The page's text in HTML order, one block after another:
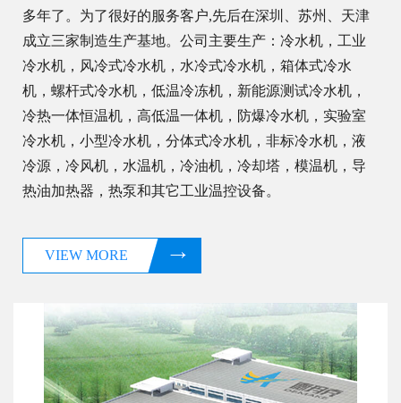
多年了。为了很好的服务客户,先后在深圳、苏州、天津
成立三家制造生产基地。公司主要生产：冷水机，工业
冷水机，风冷式冷水机，水冷式冷水机，箱体式冷水
机，螺杆式冷水机，低温冷冻机，新能源测试冷水机，
冷热一体恒温机，高低温一体机，防爆冷水机，实验室
冷水机，小型冷水机，分体式冷水机，非标冷水机，液
冷源，冷风机，水温机，冷油机，冷却塔，模温机，导
热油加热器，热泵和其它工业温控设备。
VIEW MORE